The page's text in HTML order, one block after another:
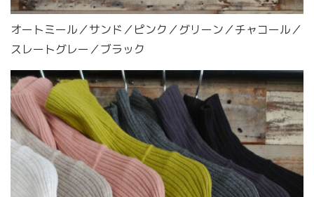
オートミール／サンド／ピンク／グリーン／チャコール／
スレートグレー／ブラック